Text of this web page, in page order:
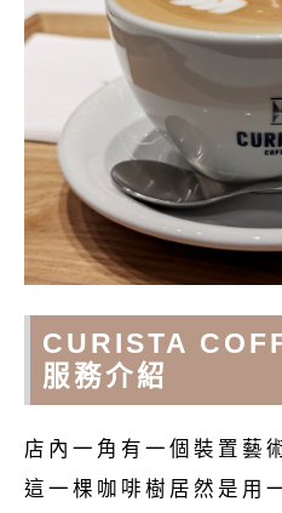
CURISTA
服務介紹
店內一角有一個裝置藝
這一棵咖啡樹居然是用